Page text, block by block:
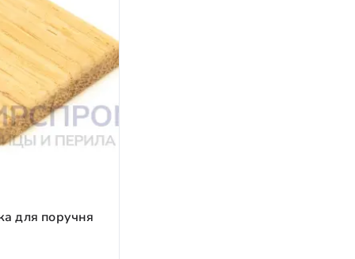
(до 50 %) после отгрузки товара.
стоимости изделия.
для поручня